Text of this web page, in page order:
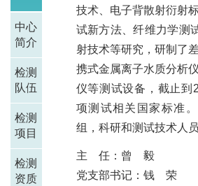
中心
简介
检测
队伍
检测
项目
检测
资质
技术、电子背散射衍射
试新方法、纤维力学测
射技术等研究，研制了
携式金属离子水质分析
仪等测试设备，截止到
项测试相关国家标准
组，科研和测试技术人员
主 任：曾 毅
党支部书记： 钱 荣